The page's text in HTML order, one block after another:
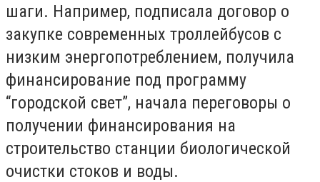
шаги. Например, подписала договор о
закупке современных троллейбусов с
низким энергопотреблением, получила
финансирование под программу
“городской свет”, начала переговоры о
получении финансирования на
строительство станции биологической
очистки стоков и воды.